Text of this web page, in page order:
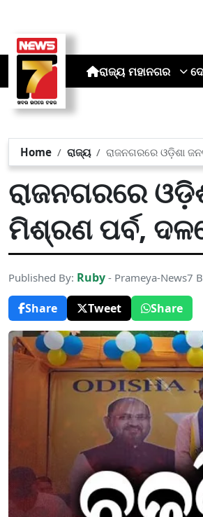
ରାଜ୍ୟ ମହାନଗର
Home ରାଜ୍ୟ ରାଜନଗରରେ ଓଡ଼ିଶା
ରାଜନଗରରେ
ମିଶ୍ରଣ ପର୍ବ,
Published By: Ruby - Prameya-News7
Share
Tweet Share